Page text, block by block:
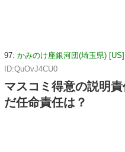
97: かみのけ座銀河団(埼玉県) [US]
ID:QuOvJ4CU0
マスコミ得意の説明
だ任命責任は？